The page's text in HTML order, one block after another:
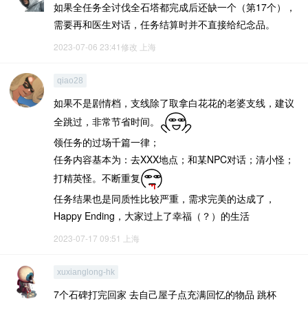
如果全任务全讨伐全石塔都完成后还缺一个（第17个），
需要再和医生对话，任务结算时并不直接给纪念品。
2023-07-06 23:41修改 上海
qiao28
如果不是剧情档，支线除了取拿白花花的老婆支线，建议
全跳过，非常节省时间。
领任务的过场千篇一律；
任务内容基本为：去XXX地点；和某NPC对话；清小怪；
打精英怪。不断重复
任务结果也是同质性比较严重，需求完美的达成了，
Happy Ending，大家过上了幸福（？）的生活
2023-07-17 09:51 上海
xuxianglong-hk
7个石碑打完回家 去自己屋子点充满回忆的物品 跳杯